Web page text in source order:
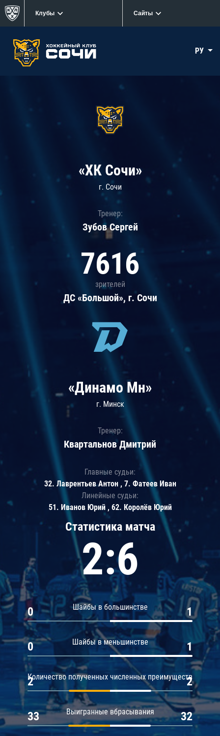
Клубы Сайты
РУ
«ХК Сочи»
г. Сочи
Тренер:
Зубов Сергей
7616
зрителей
ДС «Большой», г. Сочи
Статистика матча
2:6
Шайбы в большинстве
0 1
Шайбы в меньшинстве
0 1
Количество полученных численных преимуществ
2 2
Выигранные вбрасывания
33 32
«Динамо Мн»
г. Минск
Тренер:
Квартальнов Дмитрий
Главные судьи:
32. Лаврентьев Антон , 7. Фатеев Иван
Линейные судьи:
51. Иванов Юрий , 62. Королёв Юрий